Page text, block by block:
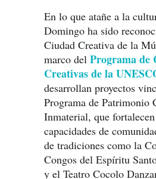
En lo que atañe a la
Domingo ha sido
Ciudad Creativa de la
marco del Programa de
Creativas de la
desarrollan proyectos
Programa de Patrimonio
Inmaterial, que
capacidades de
de tradiciones como la
Congos del Espíritu
y el Teatro Cocolo